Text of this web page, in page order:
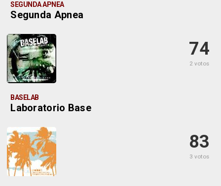
SEGUNDA APNEA
Segunda Apnea
74
2 votos
BASELAB
Laboratorio Base
83
3 votos